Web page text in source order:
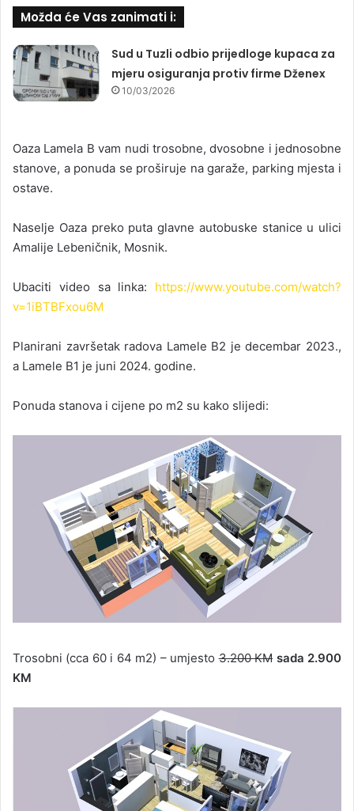
Možda će Vas zanimati i:
Sud u Tuzli odbio prijedloge kupaca za
mjeru osiguranja protiv firme Dženex
10/03/2026
Oaza Lamela B vam nudi trosobne, dvosobne i jednosobne
stanove, a ponuda se proširuje na garaže, parking mjesta i
ostave.
Naselje Oaza preko puta glavne autobuske stanice u ulici
Amalije Lebeničnik, Mosnik.
Ubaciti video sa linka: https://www.youtube.com/watch?
v=1iBTBFxou6M
Planirani završetak radova Lamele B2 je decembar 2023.,
a Lamele B1 je juni 2024. godine.
Ponuda stanova i cijene po m2 su kako slijedi:
Trosobni (cca 60 i 64 m2) – umjesto3.200 KM sada 2.900
KM